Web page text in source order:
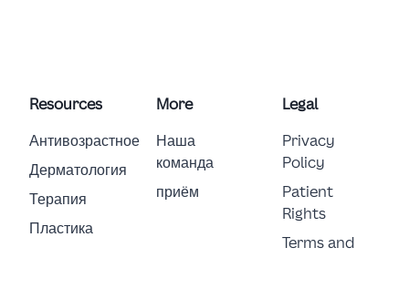
Resources
Антивозрастное
Дерматология
Терапия
Пластика
More
Наша
команда
приём
Legal
Privacy
Policy
Patient
Rights
Terms and